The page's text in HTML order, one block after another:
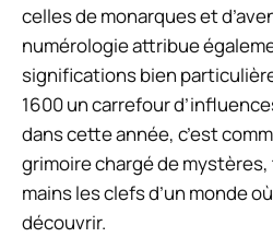
celles de monarques et
numérologie attribue
significations bien
1600 un carrefour
dans cette année, c’est
grimoire chargé de
mains les clefs d’un monde
découvrir.